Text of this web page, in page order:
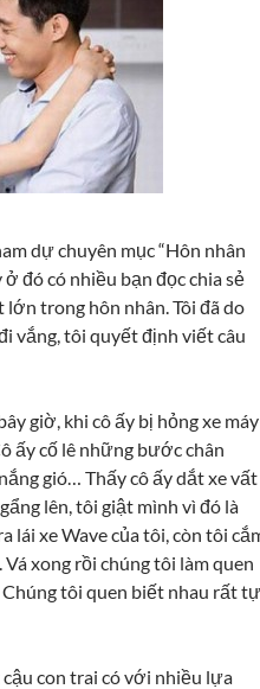
dự chuyên mục “Hôn nhân
đó có nhiều bạn đọc chia sẻ
trong hôn nhân. Tôi đã do
vắng, tôi quyết định viết câu
giờ, khi cô ấy bị hỏng xe máy
ấy cố lê những bước chân
gió… Thấy cô ấy dắt xe vất
lên, tôi giật mình vì đó là
lái xe Wave của tôi, còn tôi
Vá xong rồi chúng tôi làm quen
tôi quen biết nhau rất tự
con trai có với nhiều lựa